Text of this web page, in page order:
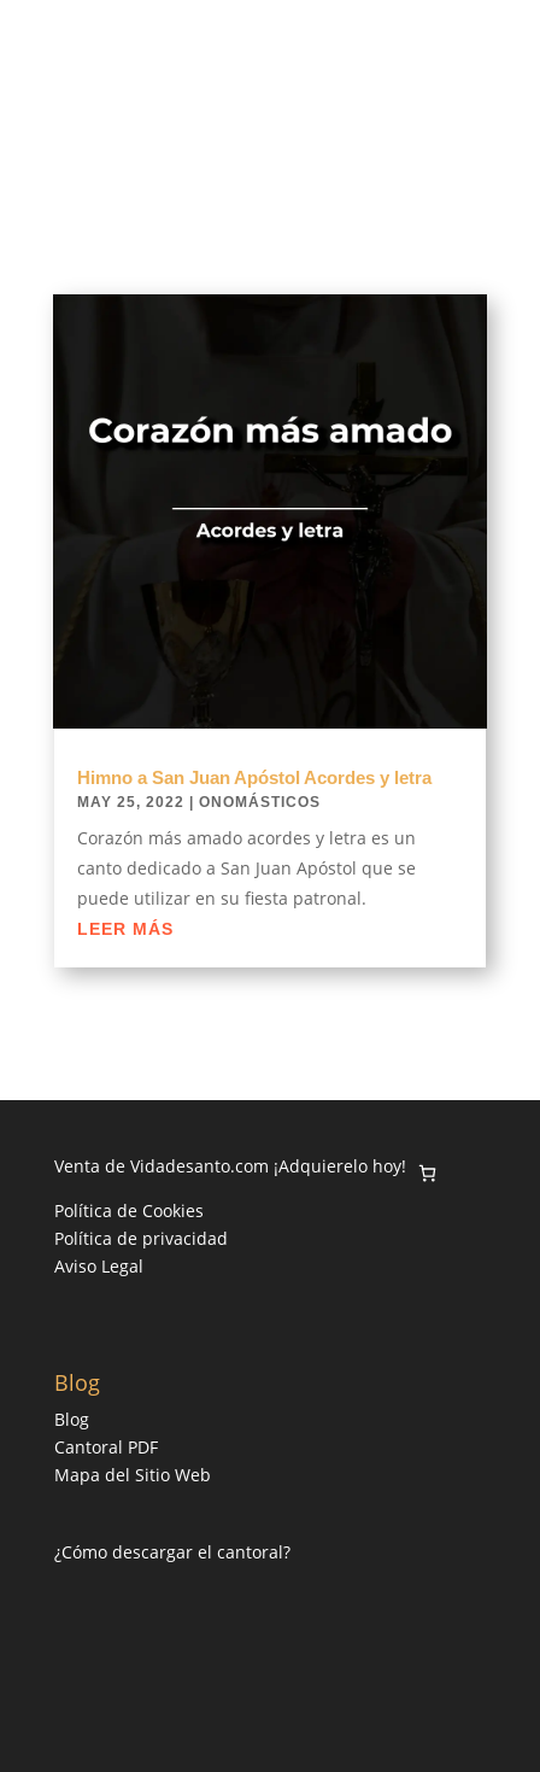
Himno a San Juan Apóstol Acordes y letra
MAY 25, 2022 ONOMÁSTICOS
Corazón más amado acordes y letra es un
canto dedicado a San Juan Apóstol que se
puede utilizar en su fiesta patronal.
LEER MÁS
Venta de Vidadesanto.com ¡Adquierelo hoy!
Política de Cookies
Política de privacidad
Aviso Legal
Blog
Blog
Cantoral PDF
Mapa del Sitio Web
¿Cómo descargar el cantoral?